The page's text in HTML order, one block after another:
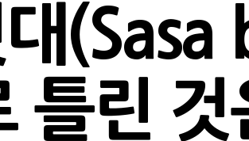
(Sasa
틀린 것